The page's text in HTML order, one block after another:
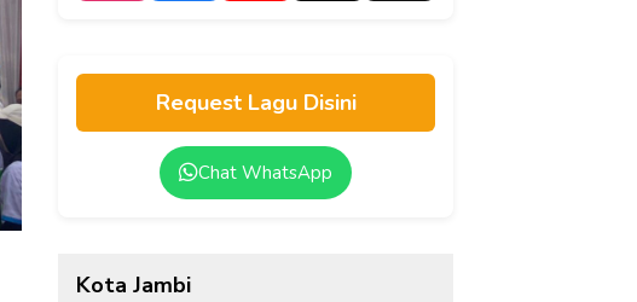
Request Lagu Disini
Chat WhatsApp
Kota Jambi